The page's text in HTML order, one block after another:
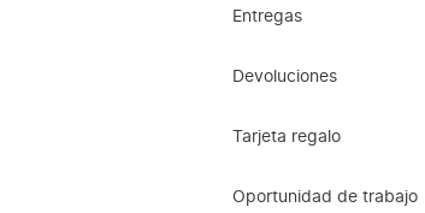
Entregas
Devoluciones
Tarjeta regalo
Oportunidad de trabajo